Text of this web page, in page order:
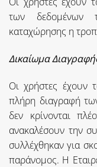
των δεδομένων
καταχώρησης η
Δικαίωμα
Οι χρήστες έχουν
πλήρη διαγραφή
δεν κρίνονται
ανακαλέσουν την
συλλέχθηκαν για
παράνομος. Η